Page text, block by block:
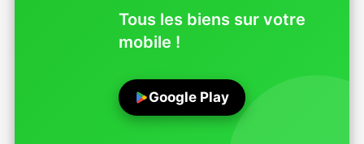
Tous les biens sur votre
mobile !
Google Play